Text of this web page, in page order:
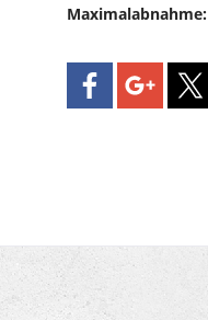
Maximalabnahme: